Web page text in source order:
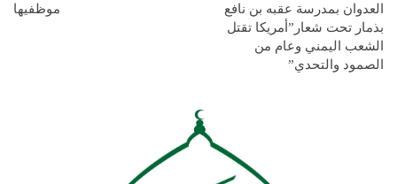
العدوان بمدرسة عقبه بن نافع
بذمار تحت شعار”أمريكا تقتل
الشعب اليمني وعام من
الصمود والتحدي”
موظفيها